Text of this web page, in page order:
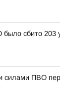
сбито 203
ПВО